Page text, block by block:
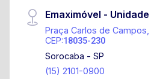
Emaximóvel -
Praça Carlos de
CEP:18035-230
Sorocaba - SP
(15) 2101-0900